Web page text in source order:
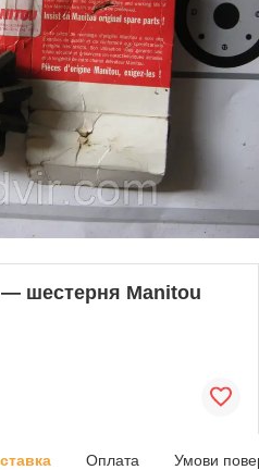
— шестерня Manitou
Оплата Умови